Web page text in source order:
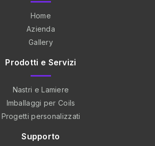
Home
Azienda
Gallery
Prodotti e Servizi
Nastri e Lamiere
Imballaggi per Coils
Progetti personalizzati
Supporto